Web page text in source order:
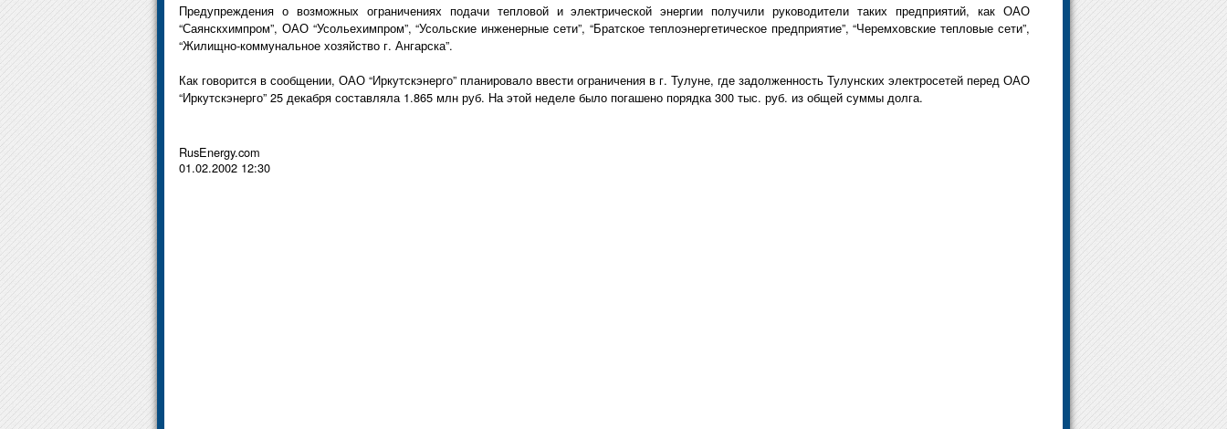
Предупреждения о возможных ограничениях подачи тепловой и электрической энергии получили руководители таких предприятий, как ОАО
“Саянскхимпром”, ОАО “Усольехимпром”, “Усольские инженерные сети”, “Братское теплоэнергетическое предприятие”, “Черемховские тепловые сети”,
“Жилищно-коммунальное хозяйство г. Ангарска”.
Как говорится в сообщении, ОАО “Иркутскэнерго” планировало ввести ограничения в г. Тулуне, где задолженность Тулунских электросетей перед ОАО
“Иркутскэнерго” 25 декабря составляла 1.865 млн руб. На этой неделе было погашено порядка 300 тыс. руб. из общей суммы долга.
RusEnergy.com
01.02.2002 12:30